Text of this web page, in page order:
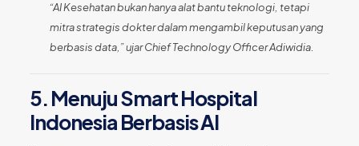
“AI Kesehatan bukan hanya alat bantu teknologi, tetapi
mitra strategis dokter dalam mengambil keputusan yang
berbasis data,” ujar Chief Technology Officer Adiwidia.
5. Menuju Smart Hospital
Indonesia Berbasis AI